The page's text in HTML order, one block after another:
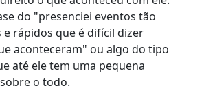
do "presenciei eventos tão
e rápidos que é difícil dizer
aconteceram" ou algo do tipo
até ele tem uma pequena
o todo.